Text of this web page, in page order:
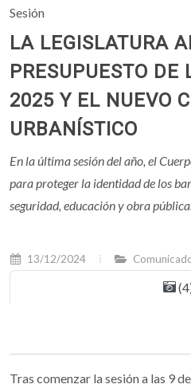
Sesión
LA LEGISLATURA
PRESUPUESTO DE
2025 Y EL NUEVO
URBANÍSTICO
En la última sesión del año, el
para proteger la identidad de los
seguridad, educación y obra
13/12/2024
Tras comenzar la sesión a las 9